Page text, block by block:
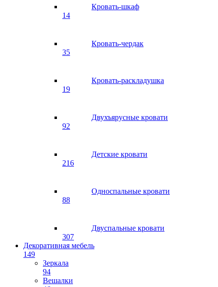
Кровать-шкаф
14
Кровать-чердак
35
Кровать-раскладушка
19
Двухъярусные кровати
92
Детские кровати
216
Односпальные кровати
88
Двуспальные кровати
307
Декоративная мебель
149
Зеркала
94
Вешалки